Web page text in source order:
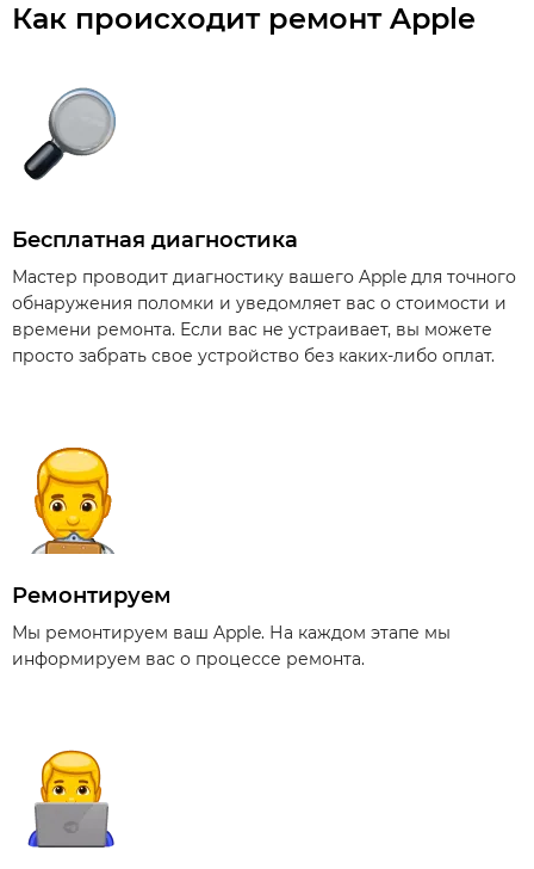
Как происходит ремонт Apple
Бесплатная диагностика
Мастер проводит диагностику вашего Apple для точного
обнаружения поломки и уведомляет вас о стоимости и
времени ремонта. Если вас не устраивает, вы можете
просто забрать свое устройство без каких-либо оплат.
Ремонтируем
Мы ремонтируем ваш Apple. На каждом этапе мы
информируем вас о процессе ремонта.